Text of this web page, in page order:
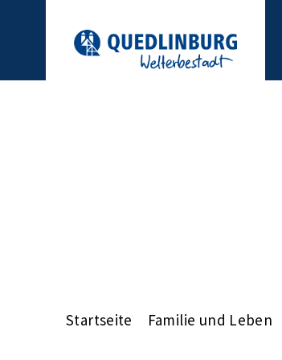
Startseite Familie und Leben